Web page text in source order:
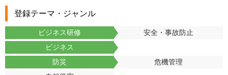
登録テーマ・ジャンル
ビジネス研修
安全・事故防止
ビジネス
防災
危機管理